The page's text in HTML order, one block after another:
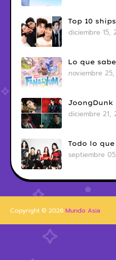
Top 10
diciembre 15,
Lo que
noviembre
JoongDunk
diciembre 21,
Todo lo
septiembre
Copyright © 2026 Mundo Asia